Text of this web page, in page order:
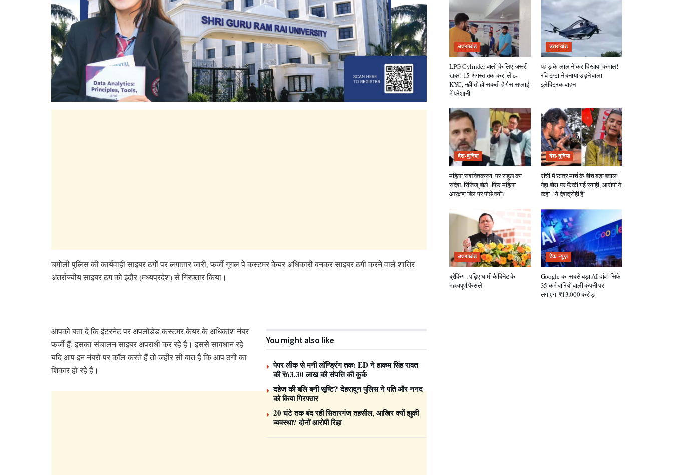
चमोली पुलिस की कार्यवाही साइबर ठगों पर लगातार जारी, फर्जी गूगल पे कस्टमर केयर अधिकारी बनकर साइबर ठगी करने वाले शातिर
अंतर्राज्यीय साइबर ठग को इंदौर (मध्यप्रदेश) से गिरफ्तार किया।
You might also like
पेपर लीक से मनी लॉन्ड्रिंग तक: ED ने हाकम सिंह रावत
की ₹63.30 लाख की संपत्ति की कुर्क
दहेज की बलि बनी सृष्टि? देहरादून पुलिस ने पति और ननद
को किया गिरफ्तार
20 घंटे तक बंद रही सितारगंज तहसील, आखिर क्यों झुकी
व्यवस्था? दोनों आरोपी रिहा
आपको बता दे कि इंटरनेट पर अपलोडेड कस्टमर केयर के अधिकांश नंबर
फर्जी हैं, इसका संचालन साइबर अपराधी कर रहे हैं। इससे सावधान रहे
यदि आप इन नंबरों पर कॉल करते हैं तो जहीर सी बात है कि आप ठगी का
शिकार हो रहे है।
उत्तराखंड
LPG Cylinder वालों के लिए जरूरी
खबर! 15 अगस्त तक करा लें e-
KYC, नहीं तो हो सकती है गैस सप्लाई
में परेशानी
उत्तराखंड
पहाड़ के लाल ने कर दिखाया कमाल!
रवि टम्टा ने बनाया उड़ने वाला
इलेक्ट्रिक वाहन
देश-दुनिया
महिला सशक्तिकरण’ पर राहुल का
संदेश, रिजिजू बोले- फिर महिला
आरक्षण बिल पर पीछे क्यों?
देश-दुनिया
रांची में छात्र मार्च के बीच बड़ा बवाल!
नेहा बोरा पर फेंकी गई स्याही, आरोपी ने
कहा- ‘ये देशद्रोही हैं’
उत्तराखंड
ब्रेकिंग : पढ़िए धामी कैबिनेट के
महत्वपूर्ण फैसले
टेक न्यूज़
Google का सबसे बड़ा AI दांव! सिर्फ
35 कर्मचारियों वाली कंपनी पर
लगाएगा ₹13,000 करोड़